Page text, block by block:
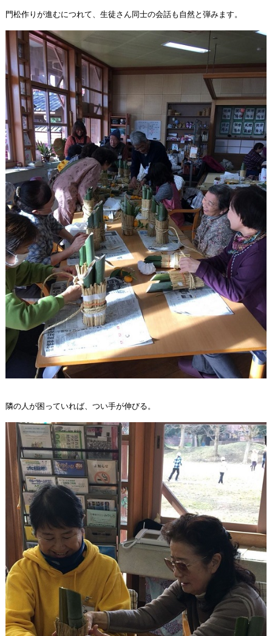
門松作りが進むにつれて、生徒さん同士の会話も自然と弾みます。
隣の人が困っていれば、つい手が伸びる。